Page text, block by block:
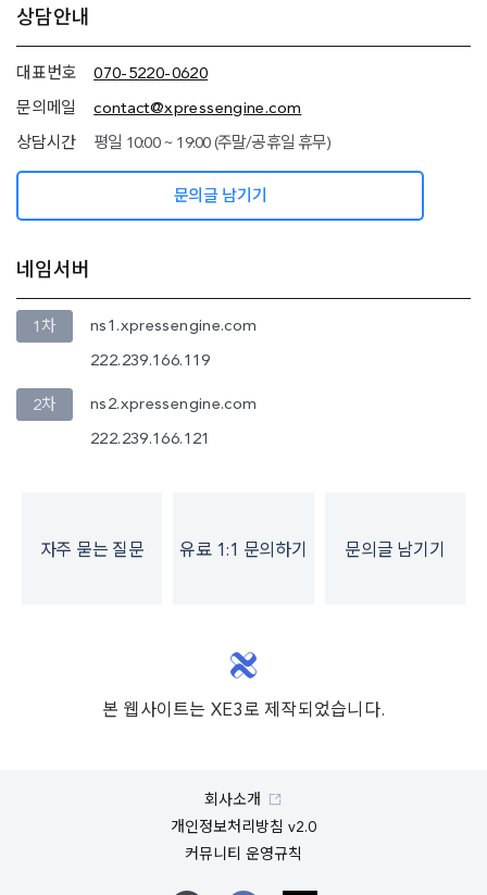
추가
네임서버
정보)
상담안내
대표번호 070-5220-0620
문의메일 contact@xpressengine.com
상담시간 평일 10:00 ~ 19:00 (주말/공휴일 휴무)
문의글 남기기
네임서버
1차 ns1.xpressengine.com
222.239.166.119
2차 ns2.xpressengine.com
222.239.166.121
자주 묻는 질문 유료 1:1 문의하기 문의글 남기기
본 웹사이트는 XE3로 제작되었습니다.
회사소개
개인정보처리방침 v2.0
커뮤니티 운영규칙